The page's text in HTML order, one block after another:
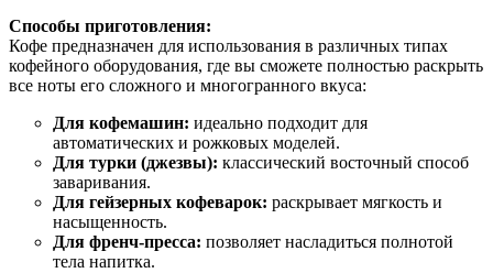
Способы приготовления:
Кофе предназначен для использования в различных типах
кофейного оборудования, где вы сможете полностью раскрыть
все ноты его сложного и многогранного вкуса:
Для кофемашин: идеально подходит для
автоматических и рожковых моделей.
Для турки (джезвы): классический восточный способ
заваривания.
Для гейзерных кофеварок: раскрывает мягкость и
насыщенность.
Для френч-пресса: позволяет насладиться полнотой
тела напитка.